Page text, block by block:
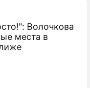
Волочкова
места в
свинью
возврата